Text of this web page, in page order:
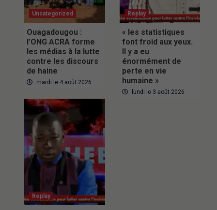
Uncategorized
Ouagadougou :
l’ONG ACRA forme
les médias à la lutte
contre les discours
de haine
mardi le 4 août 2026
Replay
« les statistiques
font froid aux yeux.
Il y a eu
énormément de
perte en vie
humaine »
lundi le 3 août 2026
Replay